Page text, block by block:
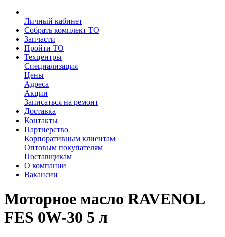
Личный кабинет
Собрать комплект ТО
Запчасти
Пройти ТО
Техцентры
Специализация
Цены
Адреса
Акции
Записаться на ремонт
Доставка
Контакты
Партнерство
Корпоративным клиентам
Оптовым покупателям
Поставщикам
О компании
Вакансии
Моторное масло RAVENOL
FES 0W-30 5 л